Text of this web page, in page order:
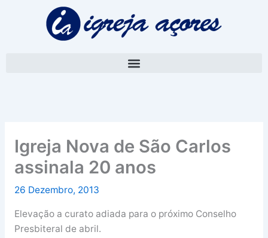
Igreja Nova de São Carlos
assinala 20 anos
26 Dezembro, 2013
Elevação a curato adiada para o próximo Conselho
Presbiteral de abril.